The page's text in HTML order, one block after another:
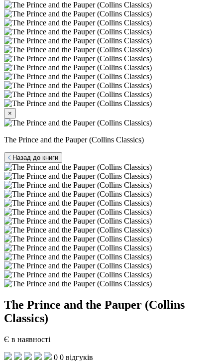
×
The Prince and the Pauper (Collins Classics)
Назад до книги
The Prince and the Pauper (Collins
Classics)
Є в наявності
0 0 відгуків